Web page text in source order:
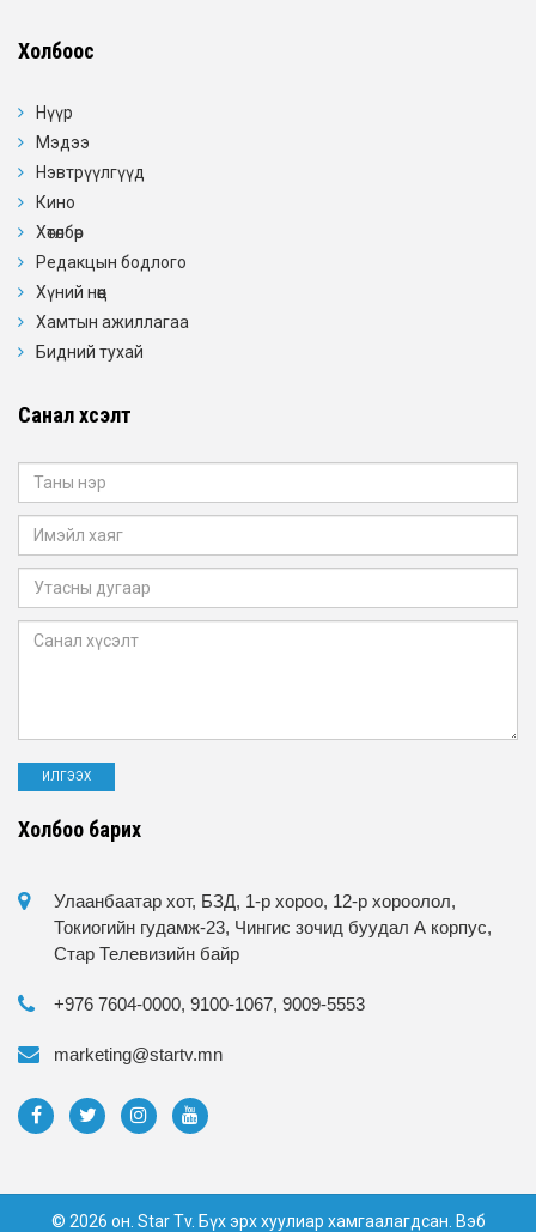
Холбоос
Нүүр
Мэдээ
Нэвтрүүлгүүд
Кино
Хөтөлбөр
Редакцын бодлого
Хүний нөөц
Хамтын ажиллагаа
Бидний тухай
Санал хүсэлт
Холбоо барих
Улаанбаатар хот, БЗД, 1-р хороо, 12-р хороолол,
Токиогийн гудамж-23, Чингис зочид буудал А корпус,
Стар Телевизийн байр
+976 7604-0000, 9100-1067, 9009-5553
marketing@startv.mn
© 2026 он. Star Tv. Бүх эрх хуулиар хамгаалагдсан. Вэб